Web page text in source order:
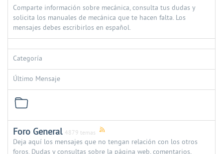
Comparte información sobre mecánica, consulta tus dudas y
solicita los manuales de mecánica que te hacen falta. Los
mensajes debes escribirlos en español.
Categoría
Último Mensaje
Foro General 4879 temas
Deja aquí los mensajes que no tengan relación con los otros
foros. Dudas y consultas sobre la página web, comentarios,